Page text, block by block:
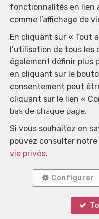
Votre agent
fonctionnalités en lien
comme l’affichage de
En cliquant sur « Tout
l’utilisation de tous les
également définir plus
en cliquant sur le
consentement peut
cliquant sur le lien «
bas de chaque page.
Si vous souhaitez en
pouvez consulter notre
vie privée.
Configurer